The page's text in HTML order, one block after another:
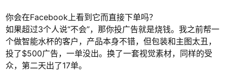
你会在Facebook上看到它而直接下单吗？
如果超过3个人说“不会”，那你投广告就是烧钱。我之前帮一
个做智能水杯的客户，产品本身不错，但包装和主图太丑，
投了$500广告，一单没出。换了一套视觉素材，同样的受
众，第二天出了17单。